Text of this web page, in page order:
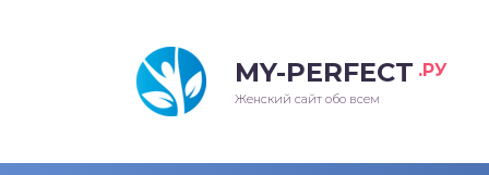
MY-PERFECT .РУ
Женский сайт обо всем